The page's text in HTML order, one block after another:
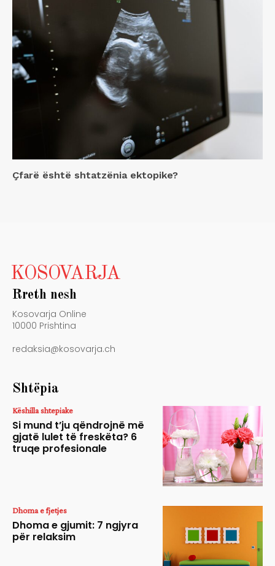
Çfarë është shtatzënia ektopike?
KOSOVARJA
Rreth nesh
Kosovarja Online
10000 Prishtina
redaksia@kosovarja.ch
Shtëpia
Këshilla shtepiake
Si mund t’ju qëndrojnë më
gjatë lulet të freskëta? 6
truqe profesionale
Dhoma e fjetjes
Dhoma e gjumit: 7 ngjyra
për relaksim